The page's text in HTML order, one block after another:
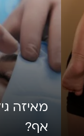
מאיזה
אף?